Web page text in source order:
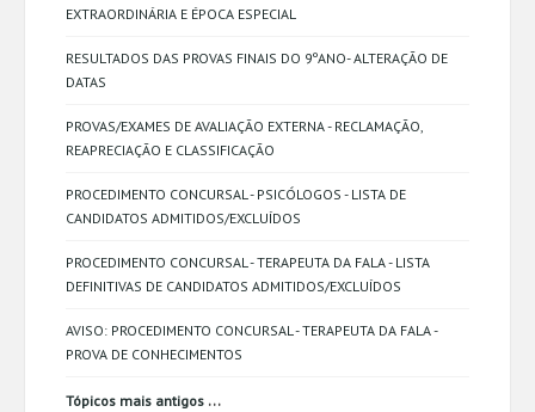
EXTRAORDINÁRIA E ÉPOCA ESPECIAL
RESULTADOS DAS PROVAS FINAIS DO 9ºANO- ALTERAÇÃO DE
DATAS
PROVAS/EXAMES DE AVALIAÇÃO EXTERNA - RECLAMAÇÃO,
REAPRECIAÇÃO E CLASSIFICAÇÃO
PROCEDIMENTO CONCURSAL - PSICÓLOGOS - LISTA DE
CANDIDATOS ADMITIDOS/EXCLUÍDOS
PROCEDIMENTO CONCURSAL - TERAPEUTA DA FALA - LISTA
DEFINITIVAS DE CANDIDATOS ADMITIDOS/EXCLUÍDOS
AVISO: PROCEDIMENTO CONCURSAL - TERAPEUTA DA FALA -
PROVA DE CONHECIMENTOS
Tópicos mais antigos ...